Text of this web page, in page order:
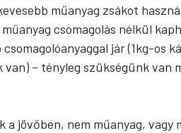
műanyag zsákot
csomagolás nélkül
jár (1kg-os
– tényleg szükségünk van
jövőben, nem műanyag,